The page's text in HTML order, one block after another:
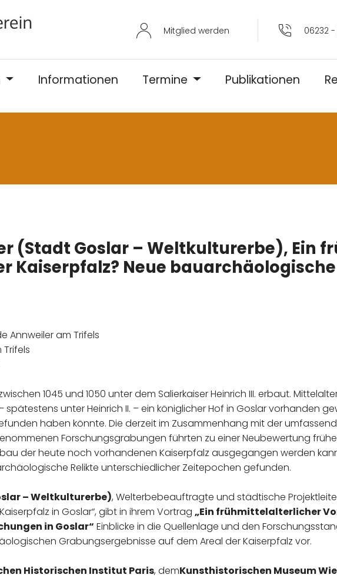
Mitglied werden 06232 -
Informationen Termine Publikationen
(Stadt Goslar – Weltkulturerbe), Ein
Kaiserpfalz? Neue
Annweiler am Trifels
Trifels
1045 und 1050 unter dem Salierkaiser Heinrich III. erbaut.
unter Heinrich II. – ein königlicher Hof in Goslar vorhanden
haben könnte. Die derzeit im Zusammenhang mit der
Forschungsgrabungen führten zu einer Neubewertung
der heute noch vorhandenen Kaiserpfalz ausgegangen werden
Relikte unterschiedlicher Zeitepochen gefunden.
– Weltkulturerbe), Welterbebeauftragte und städtische
in Goslar“, gibt in ihrem Vortrag „Ein frühmittelalterlicher
in Goslar“ Einblicke in die Quellenlage und den
Grabungsergebnisse auf dem Areal der Kaiserpfalz vor.
Historischen Institut Paris, demKunsthistorischen Museum